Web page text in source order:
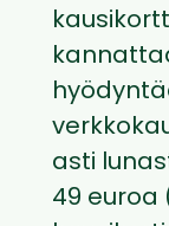
asti
49 euroa